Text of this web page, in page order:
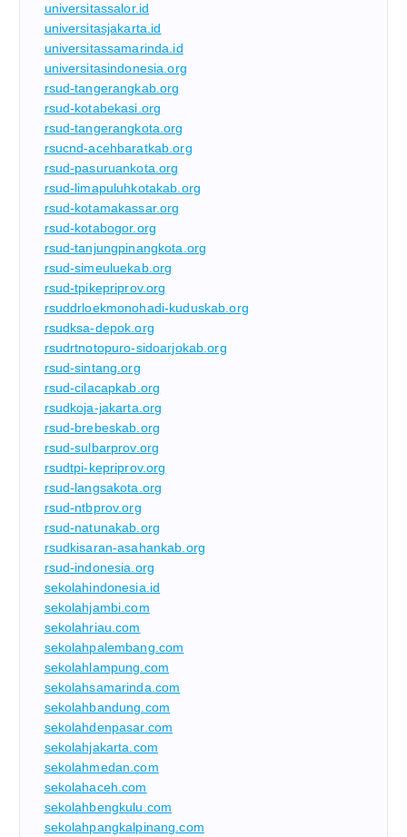
universitassalor.id
universitasjakarta.id
universitassamarinda.id
universitasindonesia.org
rsud-tangerangkab.org
rsud-kotabekasi.org
rsud-tangerangkota.org
rsucnd-acehbaratkab.org
rsud-pasuruankota.org
rsud-limapuluhkotakab.org
rsud-kotamakassar.org
rsud-kotabogor.org
rsud-tanjungpinangkota.org
rsud-simeuluekab.org
rsud-tpikepriprov.org
rsuddrloekmonohadi-kuduskab.org
rsudksa-depok.org
rsudrtnotopuro-sidoarjokab.org
rsud-sintang.org
rsud-cilacapkab.org
rsudkoja-jakarta.org
rsud-brebeskab.org
rsud-sulbarprov.org
rsudtpi-kepriprov.org
rsud-langsakota.org
rsud-ntbprov.org
rsud-natunakab.org
rsudkisaran-asahankab.org
rsud-indonesia.org
sekolahindonesia.id
sekolahjambi.com
sekolahriau.com
sekolahpalembang.com
sekolahlampung.com
sekolahsamarinda.com
sekolahbandung.com
sekolahdenpasar.com
sekolahjakarta.com
sekolahmedan.com
sekolahaceh.com
sekolahbengkulu.com
sekolahpangkalpinang.com